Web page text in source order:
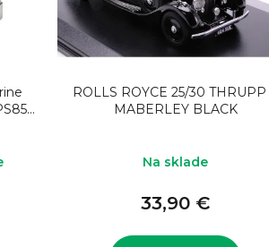
p
r
d
ROLLS ROYCE 25/30 THRUPP
MABERLEY BLACK
Na sklade
33,90 €